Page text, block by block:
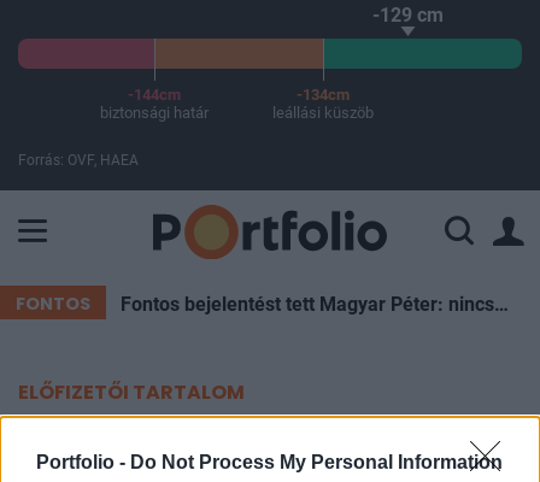
Portfolio - Do Not Process My Personal Information
-129 cm
-144cm
biztonsági határ
-134cm
leállási küszöb
Forrás: OVF, HAEA
FONTOS Fontos bejelentést tett Magyar Péter: nincs szükség az önkéntes fogyasztáscsökkentésre
ELŐFIZETŐI TARTALOM
Örökre megváltozik a világ - Mibe